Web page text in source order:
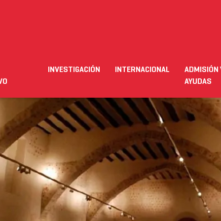
Empleo Estudiante Futuro alumnado Necesito
INVESTIGACIÓN INTERNACIONAL
ADMISIÓN
AYUDAS